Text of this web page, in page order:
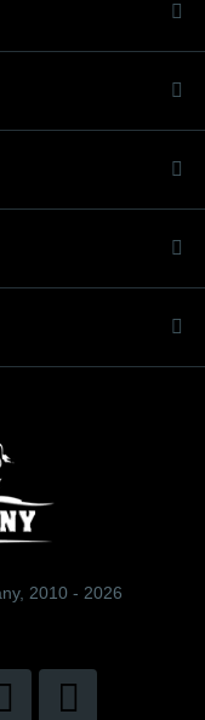
2010 - 2026